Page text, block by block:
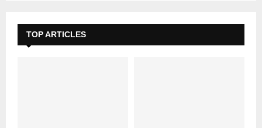
TOP ARTICLES